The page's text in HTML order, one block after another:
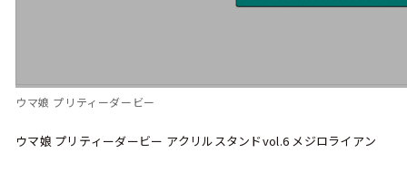
ウマ娘 プリティーダービー
ウマ娘 プリティーダービー アクリルスタンドvol.6 メジロライアン